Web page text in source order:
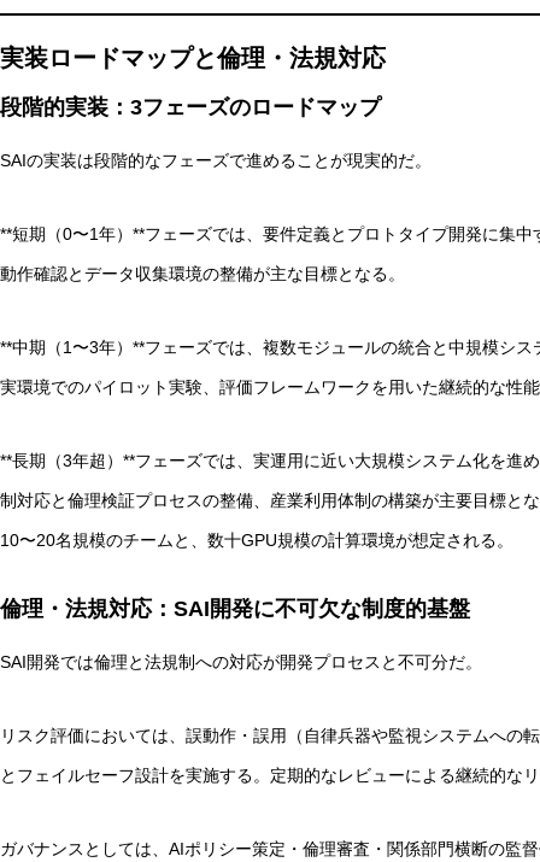
実装ロードマップと倫理・法規対応
段階的実装：3フェーズのロードマップ
SAIの実装は段階的なフェーズで進めることが現実的だ。
**短期（0〜1年）**フェーズでは、要件定義とプロトタイプ開発に集
動作確認とデータ収集環境の整備が主な目標となる。
**中期（1〜3年）**フェーズでは、複数モジュールの統合と中規模シ
実環境でのパイロット実験、評価フレームワークを用いた継続的な性
**長期（3年超）**フェーズでは、実運用に近い大規模システム化を進
制対応と倫理検証プロセスの整備、産業利用体制の構築が主要目標と
10〜20名規模のチームと、数十GPU規模の計算環境が想定される。
倫理・法規対応：SAI開発に不可欠な制度的基盤
SAI開発では倫理と法規制への対応が開発プロセスと不可分だ。
リスク評価においては、誤動作・誤用（自律兵器や監視システムへの
とフェイルセーフ設計を実施する。定期的なレビューによる継続的な
ガバナンスとしては、AIポリシー策定・倫理審査・関係部門横断の監